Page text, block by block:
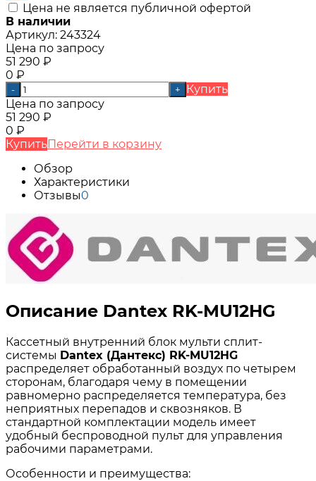
Цена не является публичной офертой
В наличии
Артикул: 243324
Цена по запросу
51 290 ₽
0 ₽
- +
Купить
Цена по запросу
51 290 ₽
0 ₽
КупитьПерейти в корзину
Обзор
Характеристики
Отзывы0
Описание Dantex RK-MU12HG
Кассетный внутренний блок мульти сплит-
системы Dantex (Дантекс) RK-MU12HG
распределяет обработанный воздух по четырем
сторонам, благодаря чему в помещении
равномерно распределяется температура, без
неприятных перепадов и сквозняков. В
стандартной комплектации модель имеет
удобный беспроводной пульт для управления
рабочими параметрами.
Особенности и преимущества: